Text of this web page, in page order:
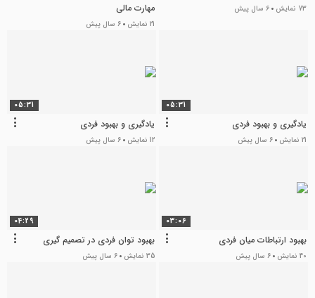
73 نمایش 6 سال پیش
مهارت مالی
21 نمایش 6 سال پیش
05:31
یادگیری و بهبود فردی
21 نمایش 6 سال پیش
05:31
یادگیری و بهبود فردی
12 نمایش 6 سال پیش
03:06
بهبود ارتباطات میان فردی
40 نمایش 6 سال پیش
04:29
بهبود توان فردی در تصمیم گیری
35 نمایش 6 سال پیش